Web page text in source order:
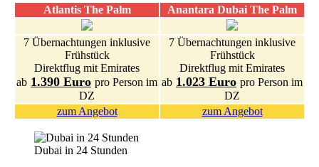
Atlantis The Palm Anantara Dubai The Palm
7 Übernachtungen inklusive
Frühstück
Direktflug mit Emirates
ab 1.390 Euro pro Person im
DZ
7 Übernachtungen inklusive
Frühstück
Direktflug mit Emirates
ab 1.023 Euro pro Person im
DZ
zum Angebot
zum Angebot
Dubai in 24 Stunden